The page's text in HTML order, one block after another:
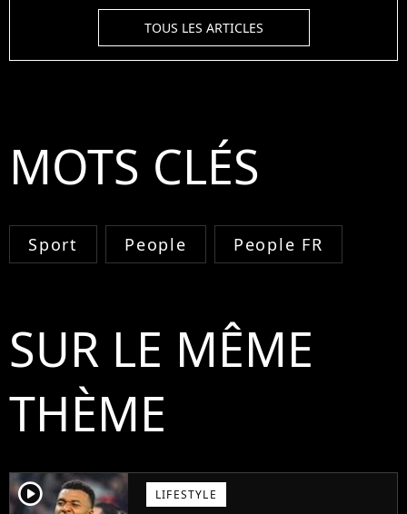
TOUS LES ARTICLES
MOTS CLÉS
Sport People People FR
SUR LE MÊME
THÈME
player2 LIFESTYLE